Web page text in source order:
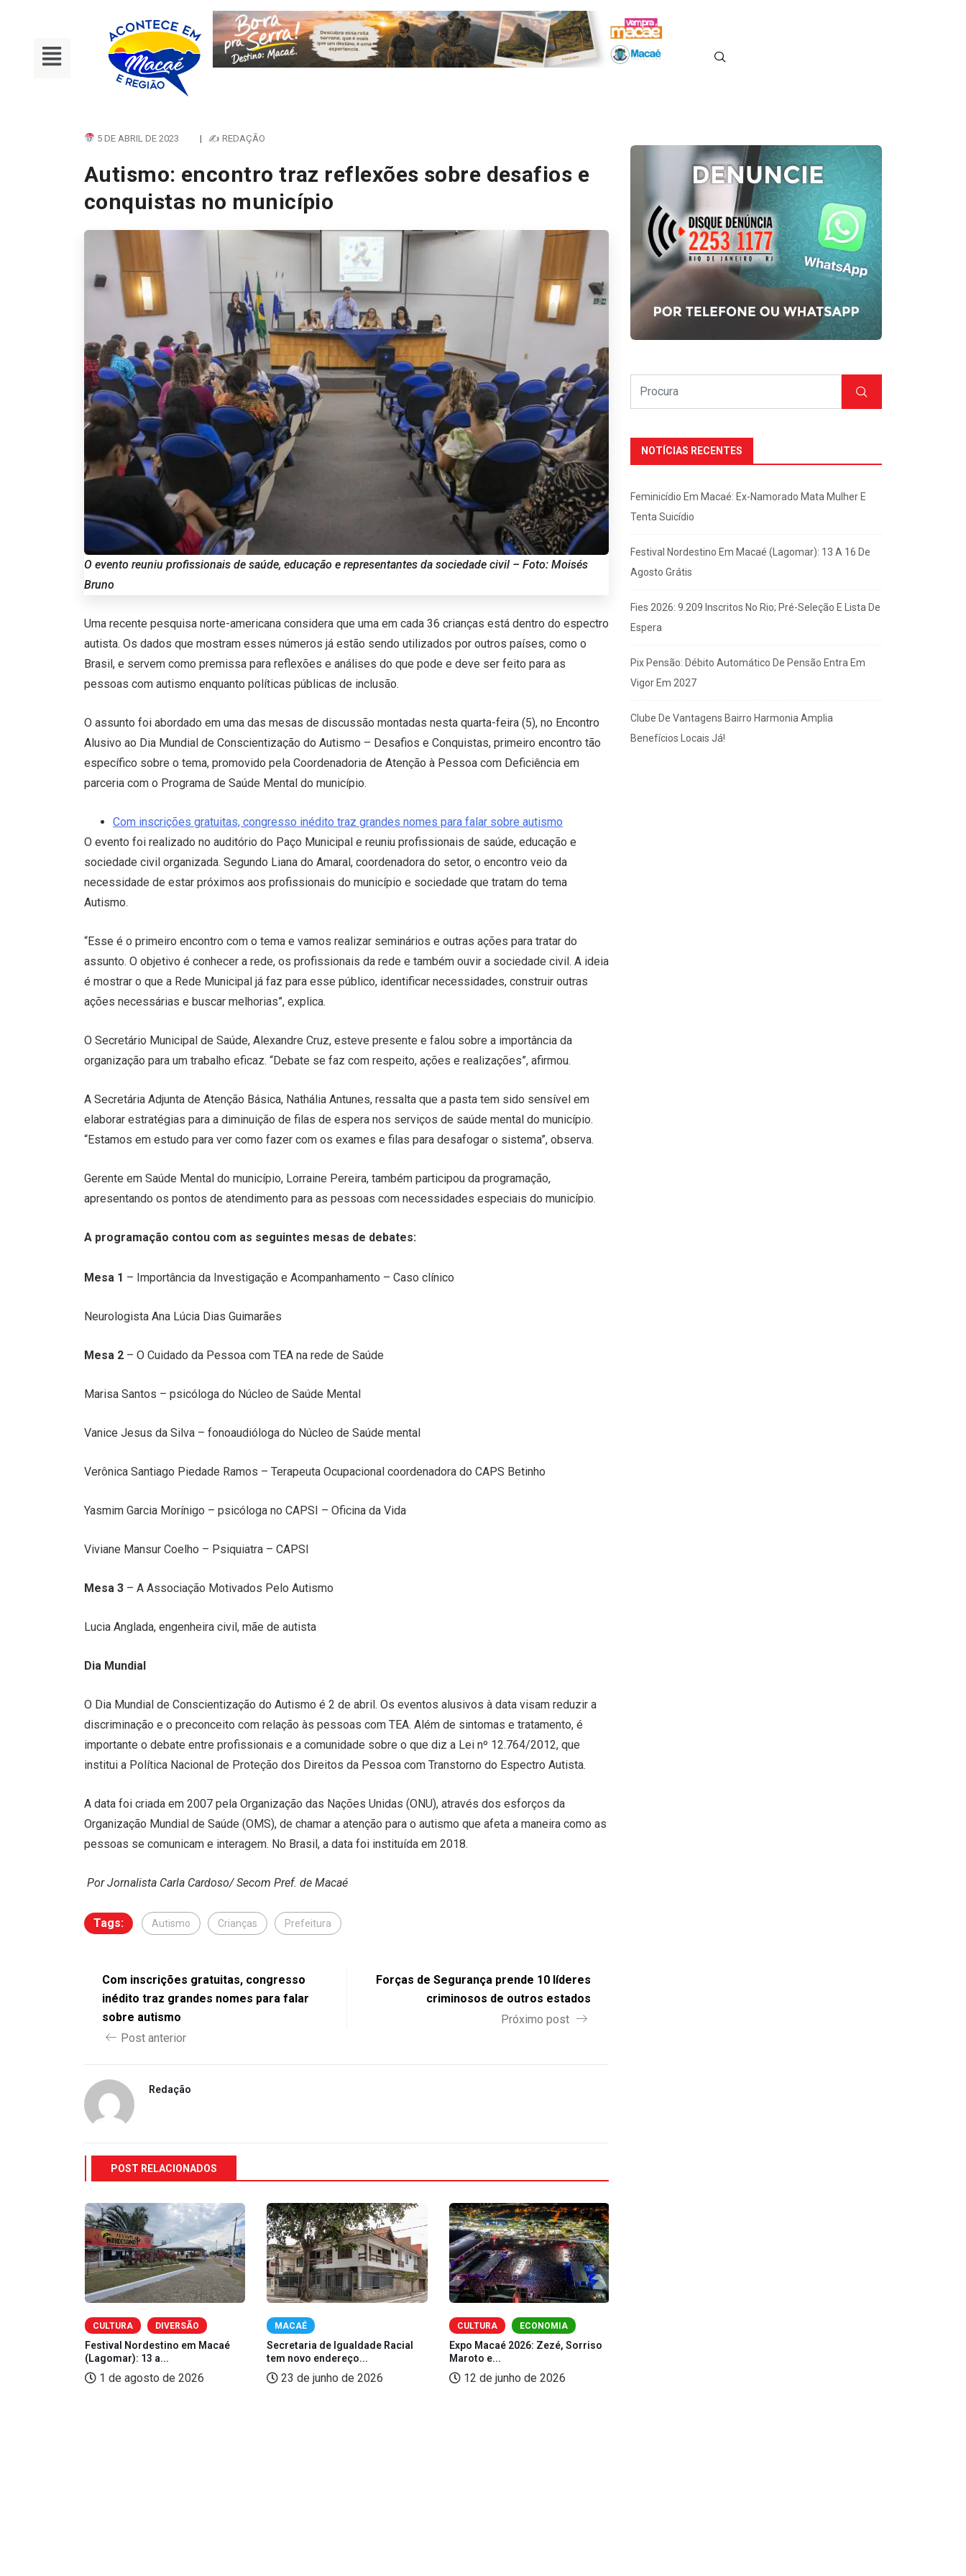
5 DE ABRIL DE 2023 | ✍ REDAÇÃO
Autismo: encontro traz reflexões sobre desafios e
conquistas no município
O evento reuniu profissionais de saúde, educação e representantes da sociedade civil – Foto: Moisés
Bruno
Uma recente pesquisa norte-americana considera que uma em cada 36 crianças está dentro do espectro
autista. Os dados que mostram esses números já estão sendo utilizados por outros países, como o
Brasil, e servem como premissa para reflexões e análises do que pode e deve ser feito para as
pessoas com autismo enquanto políticas públicas de inclusão.
O assunto foi abordado em uma das mesas de discussão montadas nesta quarta-feira (5), no Encontro
Alusivo ao Dia Mundial de Conscientização do Autismo – Desafios e Conquistas, primeiro encontro tão
específico sobre o tema, promovido pela Coordenadoria de Atenção à Pessoa com Deficiência em
parceria com o Programa de Saúde Mental do município.
Com inscrições gratuitas, congresso inédito traz grandes nomes para falar sobre autismo
O evento foi realizado no auditório do Paço Municipal e reuniu profissionais de saúde, educação e
sociedade civil organizada. Segundo Liana do Amaral, coordenadora do setor, o encontro veio da
necessidade de estar próximos aos profissionais do município e sociedade que tratam do tema
Autismo.
“Esse é o primeiro encontro com o tema e vamos realizar seminários e outras ações para tratar do
assunto. O objetivo é conhecer a rede, os profissionais da rede e também ouvir a sociedade civil. A ideia
é mostrar o que a Rede Municipal já faz para esse público, identificar necessidades, construir outras
ações necessárias e buscar melhorias”, explica.
O Secretário Municipal de Saúde, Alexandre Cruz, esteve presente e falou sobre a importância da
organização para um trabalho eficaz. “Debate se faz com respeito, ações e realizações”, afirmou.
A Secretária Adjunta de Atenção Básica, Nathália Antunes, ressalta que a pasta tem sido sensível em
elaborar estratégias para a diminuição de filas de espera nos serviços de saúde mental do município.
“Estamos em estudo para ver como fazer com os exames e filas para desafogar o sistema”, observa.
Gerente em Saúde Mental do município, Lorraine Pereira, também participou da programação,
apresentando os pontos de atendimento para as pessoas com necessidades especiais do município.
A programação contou com as seguintes mesas de debates:
Mesa 1 – Importância da Investigação e Acompanhamento – Caso clínico
Neurologista Ana Lúcia Dias Guimarães
Mesa 2 – O Cuidado da Pessoa com TEA na rede de Saúde
Marisa Santos – psicóloga do Núcleo de Saúde Mental
Vanice Jesus da Silva – fonoaudióloga do Núcleo de Saúde mental
Verônica Santiago Piedade Ramos – Terapeuta Ocupacional coordenadora do CAPS Betinho
Yasmim Garcia Morínigo – psicóloga no CAPSI – Oficina da Vida
Viviane Mansur Coelho – Psiquiatra – CAPSI
Mesa 3 – A Associação Motivados Pelo Autismo
Lucia Anglada, engenheira civil, mãe de autista
Dia Mundial
O Dia Mundial de Conscientização do Autismo é 2 de abril. Os eventos alusivos à data visam reduzir a
discriminação e o preconceito com relação às pessoas com TEA. Além de sintomas e tratamento, é
importante o debate entre profissionais e a comunidade sobre o que diz a Lei nº 12.764/2012, que
institui a Política Nacional de Proteção dos Direitos da Pessoa com Transtorno do Espectro Autista.
A data foi criada em 2007 pela Organização das Nações Unidas (ONU), através dos esforços da
Organização Mundial de Saúde (OMS), de chamar a atenção para o autismo que afeta a maneira como as
pessoas se comunicam e interagem. No Brasil, a data foi instituída em 2018.
Por Jornalista Carla Cardoso/ Secom Pref. de Macaé
Tags: Autismo Crianças Prefeitura
Com inscrições gratuitas, congresso
inédito traz grandes nomes para falar
sobre autismo
Post anterior
Forças de Segurança prende 10 líderes
criminosos de outros estados
Próximo post
Redação
POST RELACIONADOS
CULTURA DIVERSÃO
Festival Nordestino em Macaé
(Lagomar): 13 a...
1 de agosto de 2026
MACAÉ
Secretaria de Igualdade Racial
tem novo endereço...
23 de junho de 2026
CULTURA ECONOMIA
Expo Macaé 2026: Zezé, Sorriso
Maroto e...
12 de junho de 2026
NOTÍCIAS RECENTES
Feminicídio Em Macaé: Ex-Namorado Mata Mulher E
Tenta Suicídio
Festival Nordestino Em Macaé (Lagomar): 13 A 16 De
Agosto Grátis
Fies 2026: 9.209 Inscritos No Rio; Pré-Seleção E Lista De
Espera
Pix Pensão: Débito Automático De Pensão Entra Em
Vigor Em 2027
Clube De Vantagens Bairro Harmonia Amplia
Benefícios Locais Já!